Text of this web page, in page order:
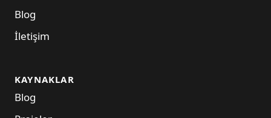
Blog
İletişim
KAYNAKLAR
Blog